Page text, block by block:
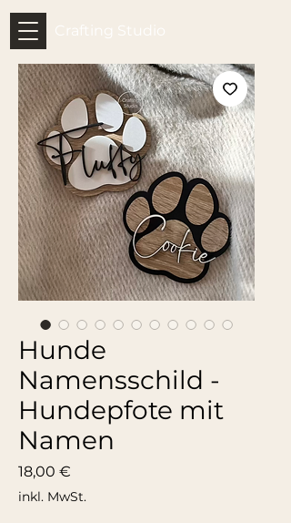
Crafting Studio
Hunde
Namensschild -
Hundepfote mit
Namen
18,00 €
inkl. MwSt.